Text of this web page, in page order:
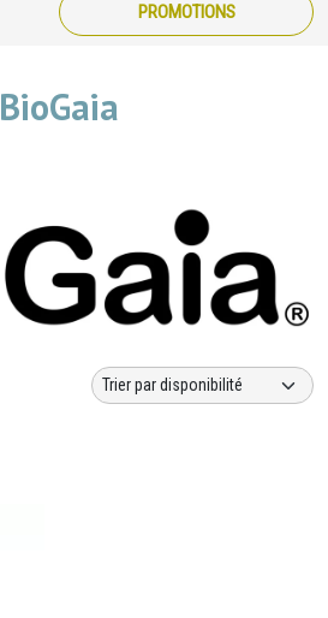
PROMOTIONS
BioGaia